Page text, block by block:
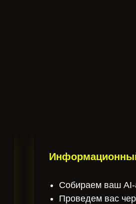
Собираем ваш
Проведем вас